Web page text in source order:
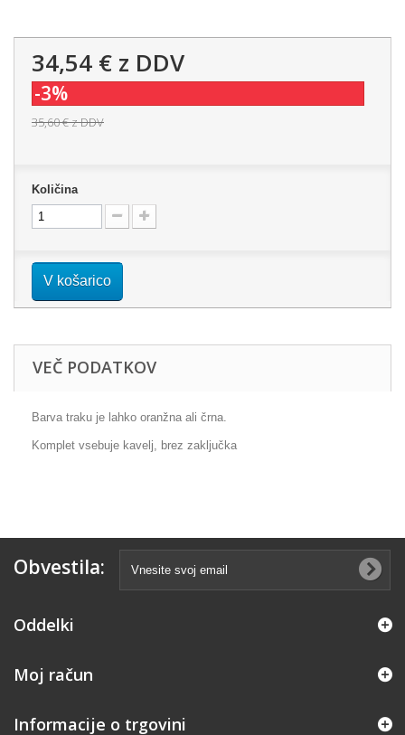
34,54 € z DDV
-3%
35,60 €z DDV
Količina
V košarico
VEČ PODATKOV
Barva traku je lahko oranžna ali črna.
Komplet vsebuje kavelj, brez zaključka
Obvestila:
Oddelki
Moj račun
Informacije o trgovini